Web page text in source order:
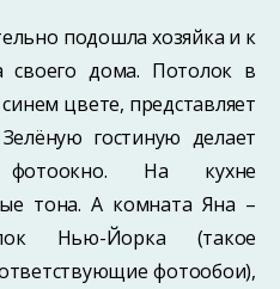
подошла хозяйка и к
своего дома. Потолок в
цвете, представляет
гостиную делает
На кухне
тона. А комната Яна –
Нью-Йорка (такое
фотообои),